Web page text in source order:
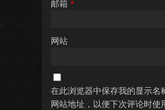
邮箱 *
网站
在此浏览器中保存我的显示名
网站地址，以便下次评论时使